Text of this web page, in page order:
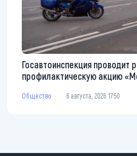
Госавтоинспекция проводит
профилактическую акцию
Общество 6 августа, 2026 17:50